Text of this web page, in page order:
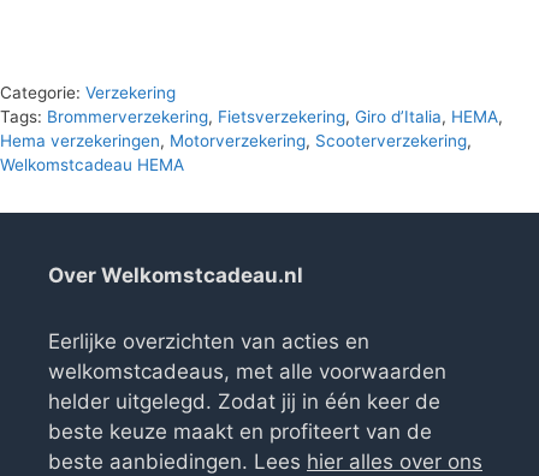
Categorie: Verzekering
Tags: Brommerverzekering, Fietsverzekering, Giro d’Italia, HEMA,
Hema verzekeringen, Motorverzekering, Scooterverzekering,
Welkomstcadeau HEMA
Over Welkomstcadeau.nl
Eerlijke overzichten van acties en
welkomstcadeaus, met alle voorwaarden
helder uitgelegd. Zodat jij in één keer de
beste keuze maakt en profiteert van de
beste aanbiedingen. Lees hier alles over ons